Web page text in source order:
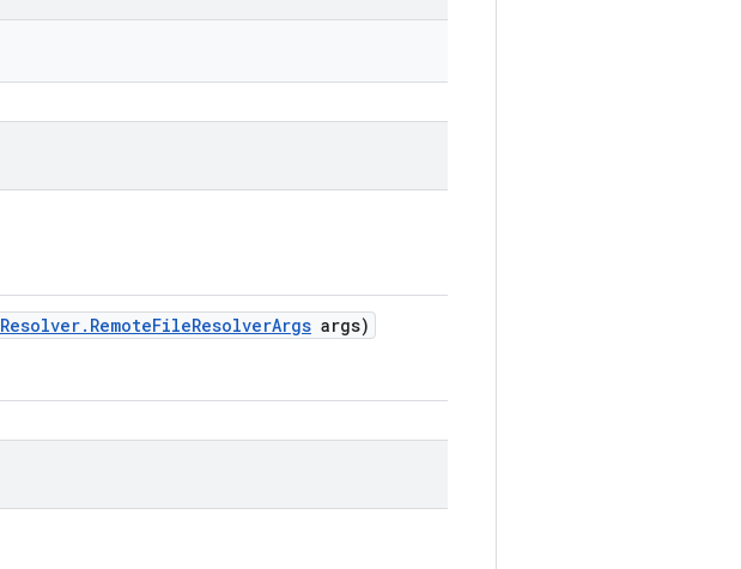
Resolver. RemoteFileResolverArgs args)